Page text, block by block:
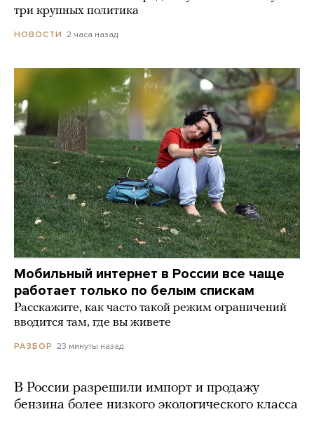
три крупных политика
НОВОСТИ 2 часа назад
Мобильный интернет в России все чаще
работает только по белым спискам
Расскажите, как часто такой режим ограничений
вводится там, где вы живете
РАЗБОР 23 минуты назад
В России разрешили импорт и продажу
бензина более низкого экологического класса